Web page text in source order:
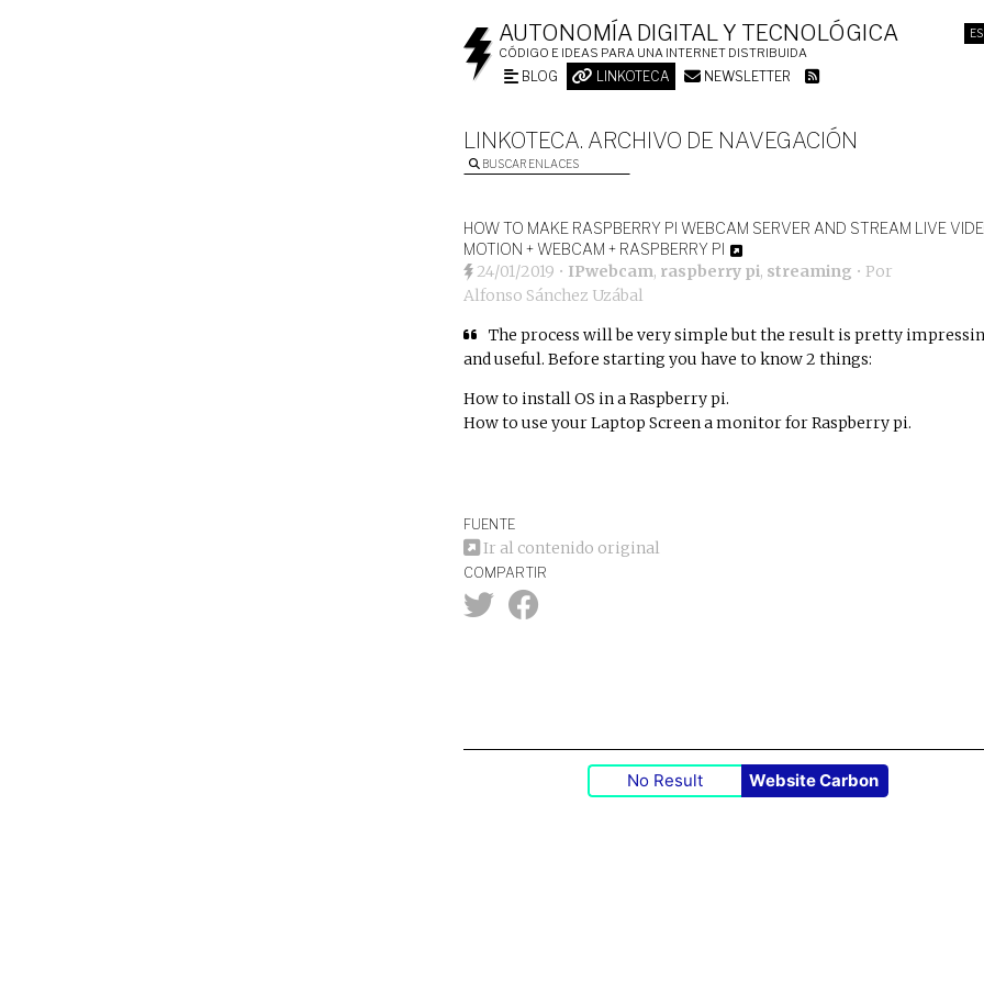
ES
AUTONOMÍA DIGITAL Y TECNOLÓGICA
CÓDIGO E IDEAS PARA UNA INTERNET DISTRIBUIDA
BLOG LINKOTECA NEWSLETTER
LINKOTECA. ARCHIVO DE NAVEGACIÓN
BUSCAR ENLACES
HOW TO MAKE RASPBERRY PI WEBCAM SERVER AND STREAM LIVE
MOTION + WEBCAM + RASPBERRY PI
24/01/2019 • IPwebcam, raspberry pi, streaming • Por
Alfonso Sánchez Uzábal
The process will be very simple but the result is pretty
and useful. Before starting you have to know 2 things:
How to install OS in a Raspberry pi.
How to use your Laptop Screen a monitor for Raspberry pi.
FUENTE
Ir al contenido original
COMPARTIR
No Result Website Carbon